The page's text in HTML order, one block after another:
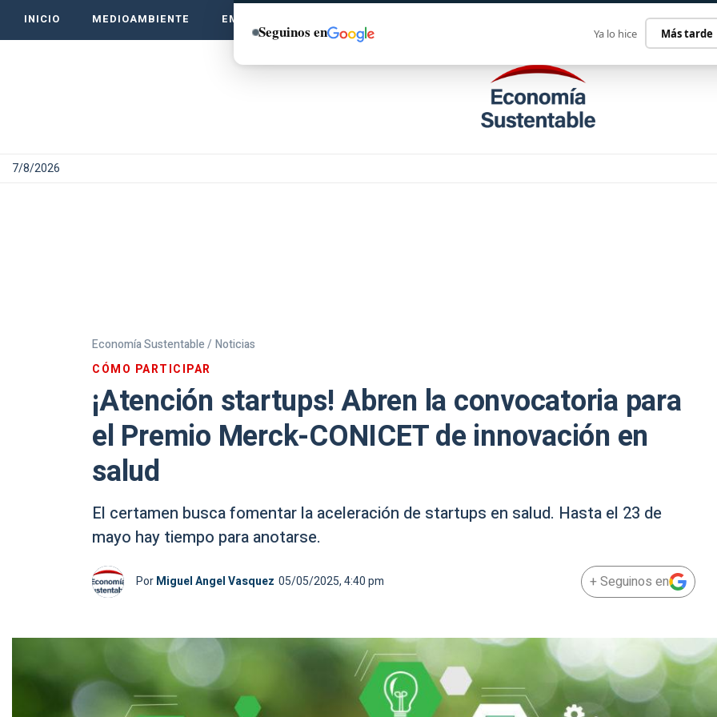
INICIO MEDIOAMBIENTE EMPRENDE VERDE
7/8/2026
Economía Sustentable / Noticias
CÓMO PARTICIPAR
¡Atención startups! Abren la convocatoria para
el Premio Merck-CONICET de innovación en
salud
El certamen busca fomentar la aceleración de startups en salud. Hasta el 23 de
mayo hay tiempo para anotarse.
PorMiguel Angel Vasquez 05/05/2025, 4:40 pm + Seguinos en
Seguinos en Ya lo hice Más tarde